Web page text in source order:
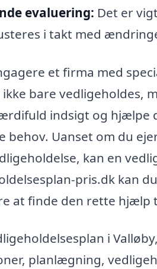
evaluering: Det er
i takt med
et firma med
bare vedligeholdes,
indsigt og hjælpe
behov. Uanset om du
kan en
pris.dk kan
at finde den rette hjælp
i
planlægning,